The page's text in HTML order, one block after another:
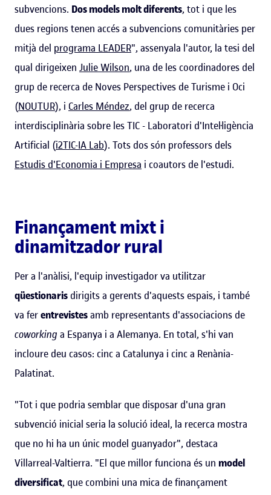
subvencions. Dos models molt diferents, tot i que les
dues regions tenen accés a subvencions comunitàries per
mitjà del programa LEADER", assenyala l'autor, la tesi del
qual dirigeixen Julie Wilson, una de les coordinadores del
grup de recerca de Noves Perspectives de Turisme i Oci
(NOUTUR), i Carles Méndez, del grup de recerca
interdisciplinària sobre les TIC - Laboratori d'Intel·ligència
Artificial (i2TIC-IA Lab). Tots dos són professors dels
Estudis d'Economia i Empresa i coautors de l'estudi.
Finançament mixt i
dinamitzador rural
Per a l'anàlisi, l'equip investigador va utilitzar
qüestionaris dirigits a gerents d'aquests espais, i també
va ferentrevistesamb representants d'associacions de
coworking a Espanya i a Alemanya. En total, s'hi van
incloure deu casos: cinc a Catalunya i cinc a Renània-
Palatinat.
"Tot i que podria semblar que disposar d'una gran
subvenció inicial seria la solució ideal, la recerca mostra
que no hi ha un únic model guanyador", destaca
Villarreal-Valtierra. "El que millor funciona és un model
diversificat, que combini una mica de finançament